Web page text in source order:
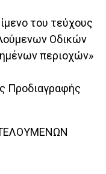
του τεύχους
Οδικών
περιοχών»
Προδιαγραφής